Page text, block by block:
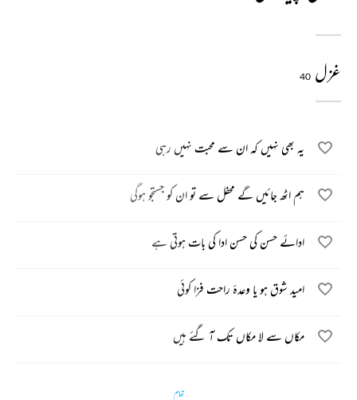
غزل 40
یہ بھی نہیں کہ ان سے محبت نہیں رہی
ہم اٹھ جائیں گے محفل سے تو ان کو جستجو ہوگی
ادائے حسن کی حسن ادا کی بات ہوتی ہے
امید شوق ہو یا وعدۂ راحت فزا کوئی
مکاں سے لا مکاں تک آ گئے ہیں
تمام